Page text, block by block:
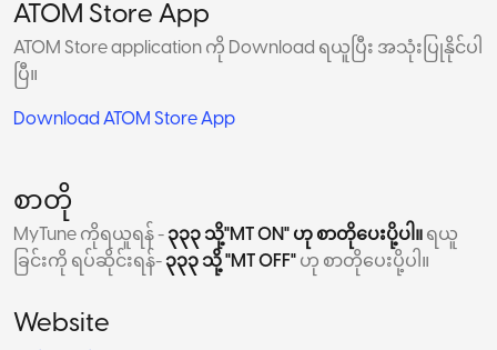
ATOM Store App
ATOM Store application ကို Download ရယူပြီး အသုံးပြုနိုင်ပါ
ပြီ။
Download ATOM Store App
စာတို
MyTune ကိုရယူရန် - ၃၃၃ သို့"MT ON" ဟု စာတိုပေးပို့ပါ။ ရယူ
ခြင်းကို ရပ်ဆိုင်းရန်- ၃၃၃ သို့ "MT OFF" ဟု စာတိုပေးပို့ပါ။
Website